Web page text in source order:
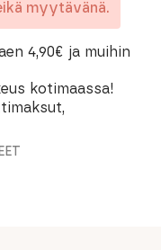
myytävänä.
4,90€ ja muihin
kotimaassa!